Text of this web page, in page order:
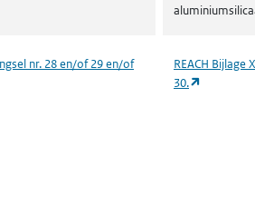
nr. 28 en/of 29 en/of
REACH
30.